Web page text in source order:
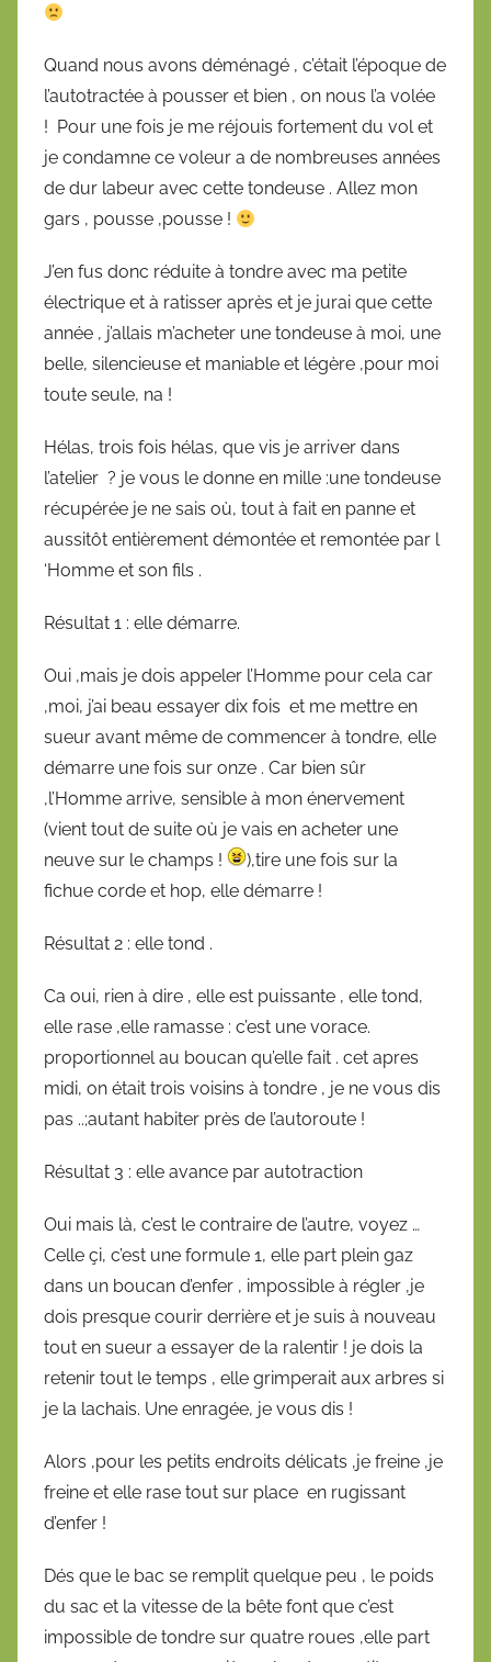
Quand nous avons déménagé , c’était l’époque de
l’autotractée à pousser et bien , on nous l’a volée
! Pour une fois je me réjouis fortement du vol et
je condamne ce voleur a de nombreuses années
de dur labeur avec cette tondeuse . Allez mon
gars , pousse ,pousse !
J’en fus donc réduite à tondre avec ma petite
électrique et à ratisser après et je jurai que cette
année , j’allais m’acheter une tondeuse à moi, une
belle, silencieuse et maniable et légère ,pour moi
toute seule, na !
Hélas, trois fois hélas, que vis je arriver dans
l’atelier ? je vous le donne en mille :une tondeuse
récupérée je ne sais où, tout à fait en panne et
aussitôt entièrement démontée et remontée par l
‘Homme et son fils .
Résultat 1 : elle démarre.
Oui ,mais je dois appeler l’Homme pour cela car
,moi, j’ai beau essayer dix fois et me mettre en
sueur avant même de commencer à tondre, elle
démarre une fois sur onze . Car bien sûr
,l’Homme arrive, sensible à mon énervement
(vient tout de suite où je vais en acheter une
neuve sur le champs !
),tire une fois sur la
fichue corde et hop, elle démarre !
Résultat 2 : elle tond .
Ca oui, rien à dire , elle est puissante , elle tond,
elle rase ,elle ramasse : c’est une vorace.
proportionnel au boucan qu’elle fait . cet apres
midi, on était trois voisins à tondre , je ne vous dis
pas ..;autant habiter près de l’autoroute !
Résultat 3 : elle avance par autotraction
Oui mais là, c’est le contraire de l’autre, voyez …
Celle çi, c’est une formule 1, elle part plein gaz
dans un boucan d’enfer , impossible à régler ,je
dois presque courir derrière et je suis à nouveau
tout en sueur a essayer de la ralentir ! je dois la
retenir tout le temps , elle grimperait aux arbres si
je la lachais. Une enragée, je vous dis !
Alors ,pour les petits endroits délicats ,je freine ,je
freine et elle rase tout sur place en rugissant
d’enfer !
Dés que le bac se remplit quelque peu , le poids
du sac et la vitesse de la bête font que c’est
impossible de tondre sur quatre roues ,elle part